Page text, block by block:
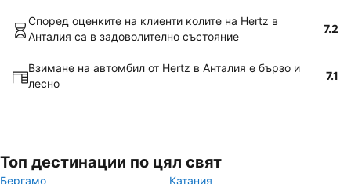
Според оценките на клиенти колите на Hertz в
Анталия са в задоволително състояние
7.2
Взимане на автомбил от Hertz в Анталия е бързо и
лесно
7.1
Топ дестинации по цял свят
Бергамо
Катания